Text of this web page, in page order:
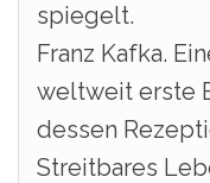
spiegelt.
Franz Kafka.
weltweit erste
dessen
Streitbares